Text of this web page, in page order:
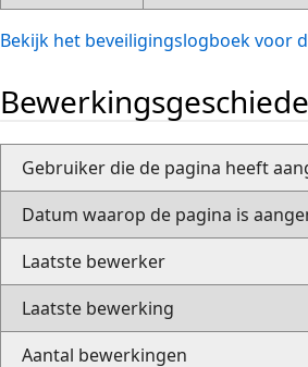
Bekijk het beveiligingslogboek voor
Gebruiker die de pagina heeft
Datum waarop de pagina is
Laatste bewerker
Laatste bewerking
Aantal bewerkingen